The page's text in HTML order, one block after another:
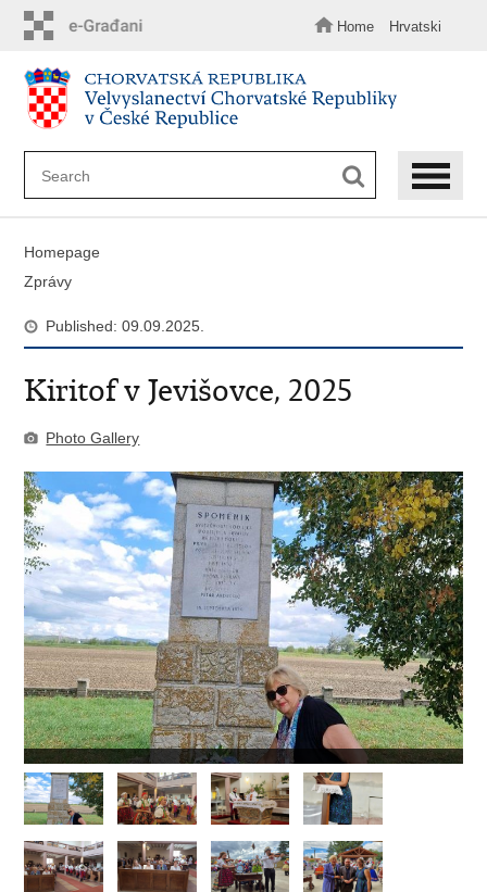
content
Home Hrvatski
Homepage
Zprávy
Published: 09.09.2025.
Kiritof v Jevišovce, 2025
Photo Gallery